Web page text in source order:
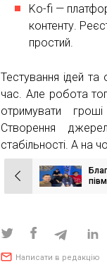
Ko-fi —
контенту.
простий.
Тестування ідей
час. Але робота
отримувати
Створення
стабільності. А на
Навігація
записів
Написати в редакцію